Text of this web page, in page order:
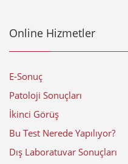
Online Hizmetler
E-Sonuç
Patoloji Sonuçları
İkinci Görüş
Bu Test Nerede Yapılıyor?
Dış Laboratuvar Sonuçları